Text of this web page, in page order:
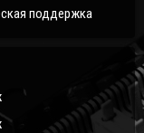
поддержка